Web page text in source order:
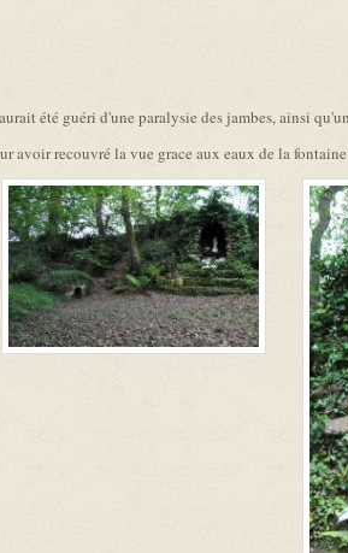
été guéri d'une paralysie des jambes, ainsi
avoir recouvré la vue grace aux eaux de la